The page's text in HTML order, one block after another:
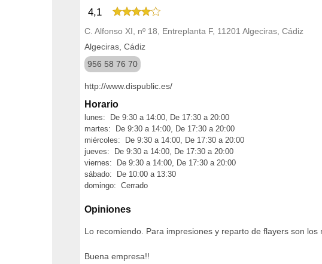
4,1
C. Alfonso XI, nº 18, Entreplanta F, 11201 Algeciras, Cádiz
Algeciras, Cádiz
956 58 76 70
http://www.dispublic.es/
Horario
lunes: De 9:30 a 14:00, De 17:30 a 20:00
martes: De 9:30 a 14:00, De 17:30 a 20:00
miércoles: De 9:30 a 14:00, De 17:30 a 20:00
jueves: De 9:30 a 14:00, De 17:30 a 20:00
viernes: De 9:30 a 14:00, De 17:30 a 20:00
sábado: De 10:00 a 13:30
domingo: Cerrado
Opiniones
Lo recomiendo. Para impresiones y reparto de flayers son los
Buena empresa!!